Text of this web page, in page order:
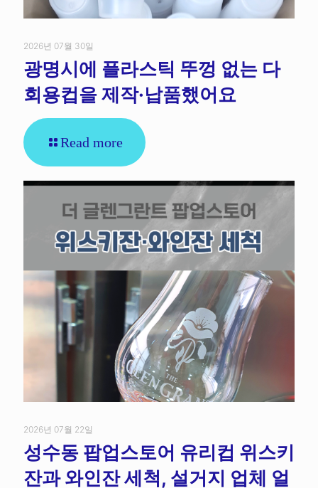
2026년 07월 30일
광명시에 플라스틱 뚜껑 없는 다
회용컵을 제작·납품했어요
Read more
2026년 07월 22일
성수동 팝업스토어 유리컵 위스키
잔과 와인잔 세척, 설거지 업체 얼